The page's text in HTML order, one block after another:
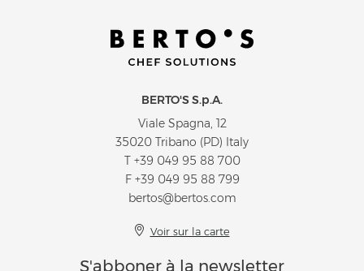
BERTO'S S.p.A.
Viale Spagna, 12
35020 Tribano (PD) Italy
T +39 049 95 88 700
F +39 049 95 88 799
bertos@bertos.com
Voir sur la carte
S'abboner à la newsletter